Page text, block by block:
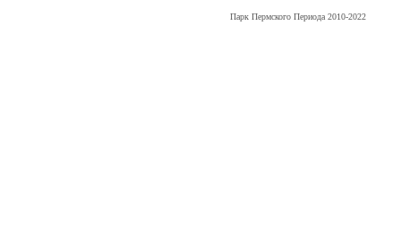
Парк Пермского Периода 2010-2022